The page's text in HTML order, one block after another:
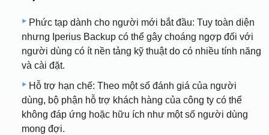
Phức tạp dành cho người mới bắt đầu: Tuy toàn diện
nhưng Iperius Backup có thể gây choáng ngợp đối với
người dùng có ít nền tảng kỹ thuật do có nhiều tính năng
và cài đặt.
Hỗ trợ hạn chế: Theo một số đánh giá của người
dùng, bộ phận hỗ trợ khách hàng của công ty có thể
không đáp ứng hoặc hữu ích như một số người dùng
mong đợi.